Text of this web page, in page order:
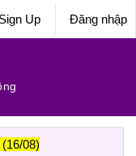
Sign Up Đăng nhập
08)